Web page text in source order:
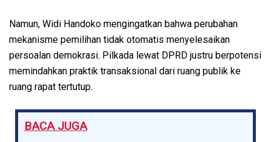
Namun, Widi Handoko mengingatkan bahwa perubahan
mekanisme pemilihan tidak otomatis menyelesaikan
persoalan demokrasi. Pilkada lewat DPRD justru berpotensi
memindahkan praktik transaksional dari ruang publik ke
ruang rapat tertutup.
BACA JUGA